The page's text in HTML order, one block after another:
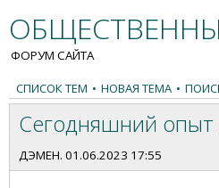
ФОРУМ САЙТА
СПИСОК ТЕМ • НОВАЯ ТЕМА •
Сегодняшний опыт
ДЭМЕН. 01.06.2023 17:55